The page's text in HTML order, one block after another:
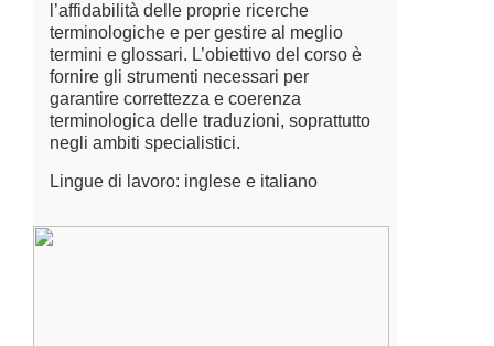
l’affidabilità delle proprie ricerche
terminologiche e per gestire al meglio
termini e glossari. L’obiettivo del corso è
fornire gli strumenti necessari per
garantire correttezza e coerenza
terminologica delle traduzioni, soprattutto
negli ambiti specialistici.
Lingue di lavoro: inglese e italiano